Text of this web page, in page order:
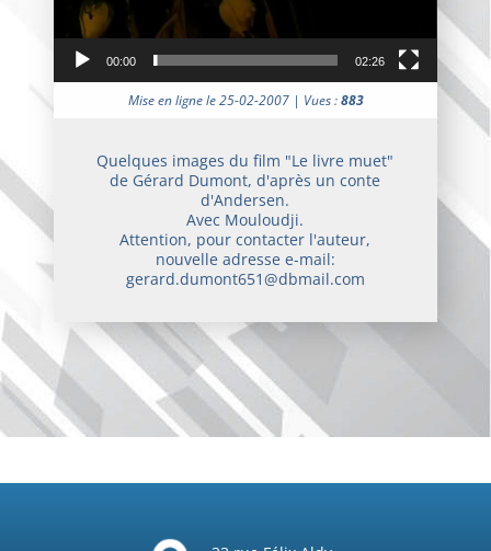
00:00 02:26
Mise en ligne le 25-02-2007 | Vues :883
Quelques images du film "Le livre muet"
de Gérard Dumont, d'après un conte
d'Andersen.
Avec Mouloudji.
Attention, pour contacter l'auteur,
nouvelle adresse e-mail:
gerard.dumont651@dbmail.com